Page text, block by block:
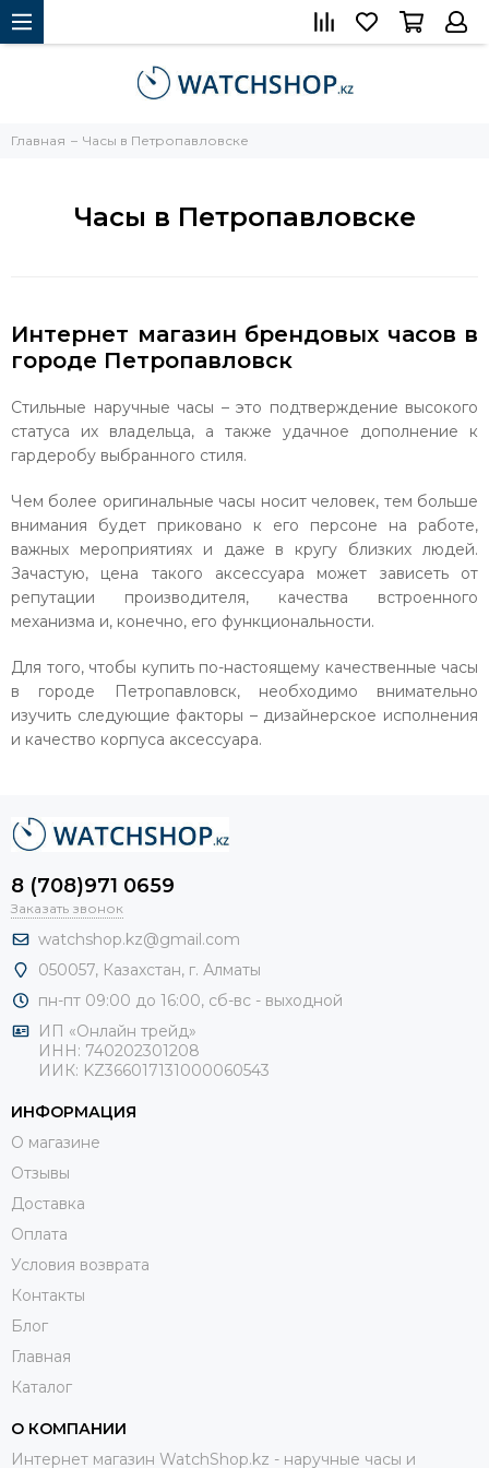
Главная Часы в Петропавловске
Часы в Петропавловске
Интернет магазин брендовых часов в
городе Петропавловск
Стильные наручные часы – это подтверждение высокого
статуса их владельца, а также удачное дополнение к
гардеробу выбранного стиля.
Чем более оригинальные часы носит человек, тем больше
внимания будет приковано к его персоне на работе,
важных мероприятиях и даже в кругу близких людей.
Зачастую, цена такого аксессуара может зависеть от
репутации производителя, качества встроенного
механизма и, конечно, его функциональности.
Для того, чтобы купить по-настоящему качественные часы
в городе Петропавловск, необходимо внимательно
изучить следующие факторы – дизайнерское исполнения
и качество корпуса аксессуара.
8 (708)971 0659
Заказать звонок
watchshop.kz@gmail.com
050057, Казахстан, г. Алматы
пн-пт 09:00 до 16:00, сб-вс - выходной
ИП «Онлайн трейд»
ИНН: 740202301208
ИИК: KZ366017131000060543
ИНФОРМАЦИЯ
О магазине
Отзывы
Доставка
Оплата
Условия возврата
Контакты
Блог
Главная
Каталог
О КОМПАНИИ
Интернет магазин WatchShop.kz - наручные часы и